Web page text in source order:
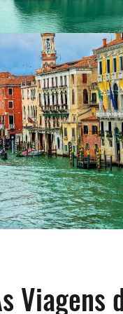
Viagens